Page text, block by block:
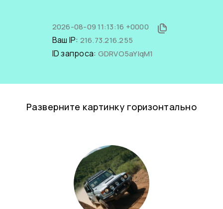
2026-08-09 11:13:16 +0000
Ваш IP: 216.73.216.255
ID запроса: GDRVO5aYIqM1
Разверните картинку горизонтально